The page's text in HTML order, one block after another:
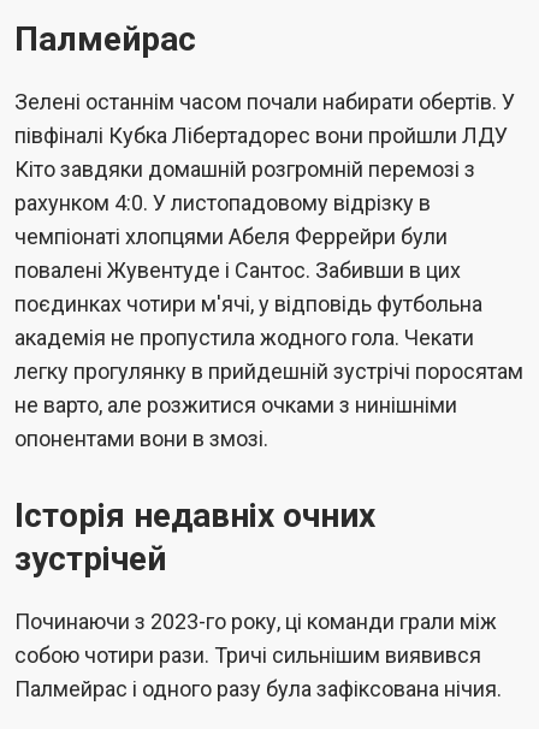
Палмейрас
Зелені останнім часом почали набирати обертів. У
півфіналі Кубка Лібертадорес вони пройшли ЛДУ
Кіто завдяки домашній розгромній перемозі з
рахунком 4:0. У листопадовому відрізку в
чемпіонаті хлопцями Абеля Феррейри були
повалені Жувентуде і Сантос. Забивши в цих
поєдинках чотири м'ячі, у відповідь футбольна
академія не пропустила жодного гола. Чекати
легку прогулянку в прийдешній зустрічі поросятам
не варто, але розжитися очками з нинішніми
опонентами вони в змозі.
Історія недавніх очних
зустрічей
Починаючи з 2023-го року, ці команди грали між
собою чотири рази. Тричі сильнішим виявився
Палмейрас і одного разу була зафіксована нічия.